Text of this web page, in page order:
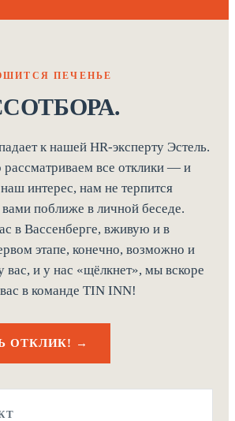
ПЕЧЕНЬЕ
к нашей HR-эксперту Эстель.
все отклики — и
интерес, нам не терпится
вами поближе в личной беседе.
в Вассенберге, вживую и в
этапе, конечно, возможно и
вас, и у нас «щёлкнет», мы вскоре
в команде TIN INN!
ОТКЛИК! →